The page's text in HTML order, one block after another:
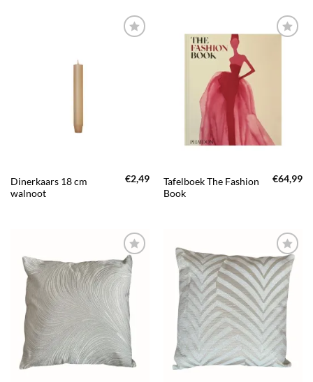
Dinerkaars 18 cm
walnoot
€2,49
TOEVOEGEN
AAN JOUW
FAVORIETEN
Tafelboek The Fashion
Book
€64,99
TOEVOEGEN
AAN JOUW
FAVORIETEN
TOEVOEGEN
AAN JOUW
FAVORIETEN